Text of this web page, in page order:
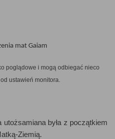
mat Gaiam
poglądowe i mogą odbiegać nieco
ustawień monitora.
była z początkiem
Ziemią.